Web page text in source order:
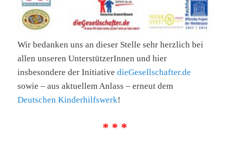
Wir bedanken uns an dieser Stelle sehr herzlich bei
allen unseren UnterstützerInnen und hier
insbesondere derInitiativedieGesellschafter.de
sowie– aus aktuellem Anlass – erneutdem
Deutschen Kinderhilfswerk!
* * *